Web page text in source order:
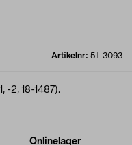
Artikelnr: 51-3093
Onlinelager
-2, 18-1487).